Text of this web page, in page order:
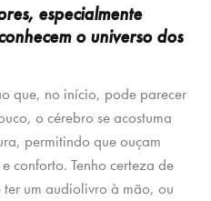
especialmente
o universo dos
que, no início, pode parecer
o cérebro se acostuma
permitindo que ouçam
conforto. Tenho certeza de
um audiolivro à mão, ou